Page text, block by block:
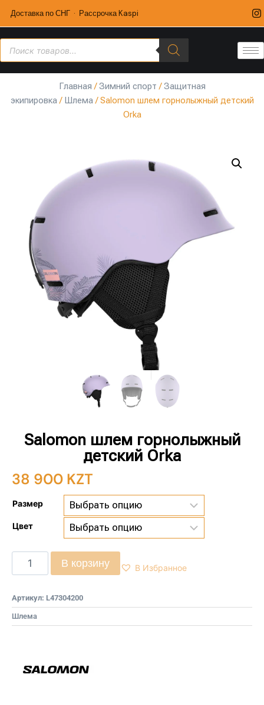
Доставка по СНГ · Рассрочка Kaspi
Главная /Зимний спорт /Защитная
экипировка/ Шлема/ Salomon шлем горнолыжный детский
Orka
Salomon шлем горнолыжный
детский Orka
38 900 KZT
Размер
Цвет
В корзину В Избранное
Артикул: L47304200
Шлема